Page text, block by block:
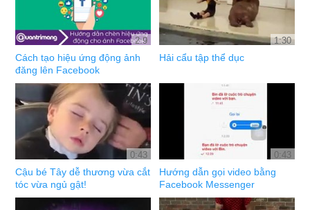
2:9
Cách tạo hiệu ứng động ảnh
đăng lên Facebook
1:30
Hải cẩu tập thể dục
0:43
Cậu bé Tây dễ thương vừa cắt
tóc vừa ngủ gật!
0:43
Hướng dẫn gọi video bằng
Facebook Messenger